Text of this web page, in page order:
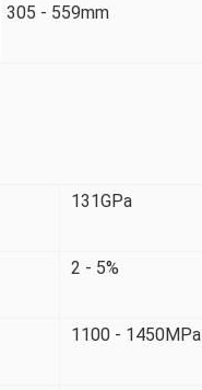
305 - 559mm
131GPa
2 - 5%
1100 - 1450MPa